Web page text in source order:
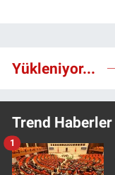
Yükleniyor...
Trend Haberler
1